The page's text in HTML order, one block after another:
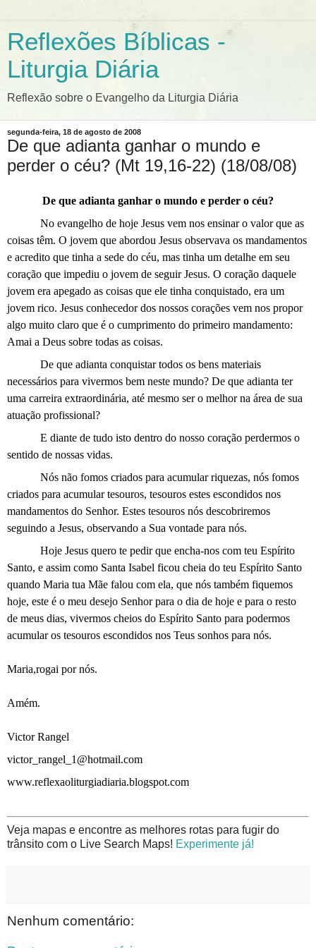
Reflexões Bíblicas -
Liturgia Diária
Reflexão sobre o Evangelho da Liturgia Diária
segunda-feira, 18 de agosto de 2008
De que adianta ganhar o mundo e
perder o céu? (Mt 19,16-22) (18/08/08)
De que adianta ganhar o mundo e perder o céu?
No evangelho de hoje Jesus vem nos ensinar o valor que as
coisas têm. O jovem que abordou Jesus observava os mandamentos
e acredito que tinha a sede do céu, mas tinha um detalhe em seu
coração que impediu o jovem de seguir Jesus. O coração daquele
jovem era apegado as coisas que ele tinha conquistado, era um
jovem rico. Jesus conhecedor dos nossos corações vem nos propor
algo muito claro que é o cumprimento do primeiro mandamento:
Amai a Deus sobre todas as coisas.
De que adianta conquistar todos os bens materiais
necessários para vivermos bem neste mundo? De que adianta ter
uma carreira extraordinária, até mesmo ser o melhor na área de sua
atuação profissional?
E diante de tudo isto dentro do nosso coração perdermos o
sentido de nossas vidas.
Nós não fomos criados para acumular riquezas, nós fomos
criados para acumular tesouros, tesouros estes escondidos nos
mandamentos do Senhor. Estes tesouros nós descobriremos
seguindo a Jesus, observando a Sua vontade para nós.
Hoje Jesus quero te pedir que encha-nos com teu Espírito
Santo, e assim como Santa Isabel ficou cheia do teu Espírito Santo
quando Maria tua Mãe falou com ela, que nós também fiquemos
hoje, este é o meu desejo Senhor para o dia de hoje e para o resto
de meus dias, vivermos cheios do Espírito Santo para podermos
acumular os tesouros escondidos nos Teus sonhos para nós.
Maria,rogai por nós.
Amém.
Victor Rangel
victor_rangel_1@hotmail.com
www.reflexaoliturgiadiaria.blogspot.com
Veja mapas e encontre as melhores rotas para fugir do
trânsito com o Live Search Maps! Experimente já!
Nenhum comentário: